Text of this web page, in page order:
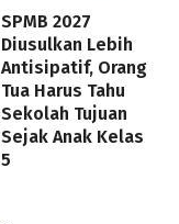
SPMB 2027
Diusulkan Lebih
Antisipatif, Orang
Tua Harus Tahu
Sekolah Tujuan
Sejak Anak Kelas
5